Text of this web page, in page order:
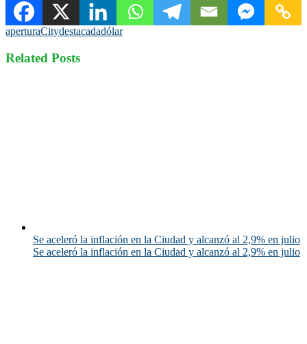
aperturaCitydestacadadólar
Related Posts
Se aceleró la inflación en la Ciudad y alcanzó al 2,9% en julio
Se aceleró la inflación en la Ciudad y alcanzó al 2,9% en julio